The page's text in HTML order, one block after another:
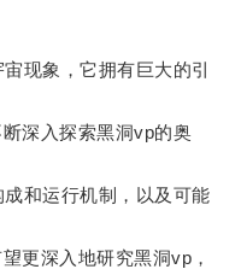
现象，它拥有巨大的引
深入探索黑洞vp的奥
和运行机制，以及可能
深入地研究黑洞vp，